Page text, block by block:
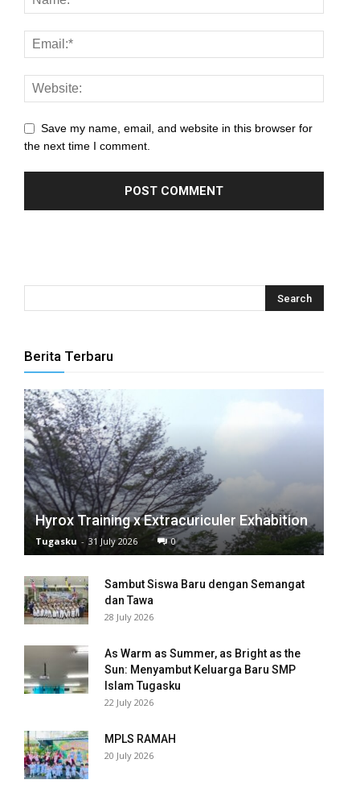
Save my name, email, and website in this browser for
the next time I comment.
Berita Terbaru
Hyrox Training x Extracuriculer Exhabition
Tugasku - 31 July 2026 0
Sambut Siswa Baru dengan Semangat
dan Tawa
28 July 2026
As Warm as Summer, as Bright as the
Sun: Menyambut Keluarga Baru SMP
Islam Tugasku
22 July 2026
MPLS RAMAH
20 July 2026